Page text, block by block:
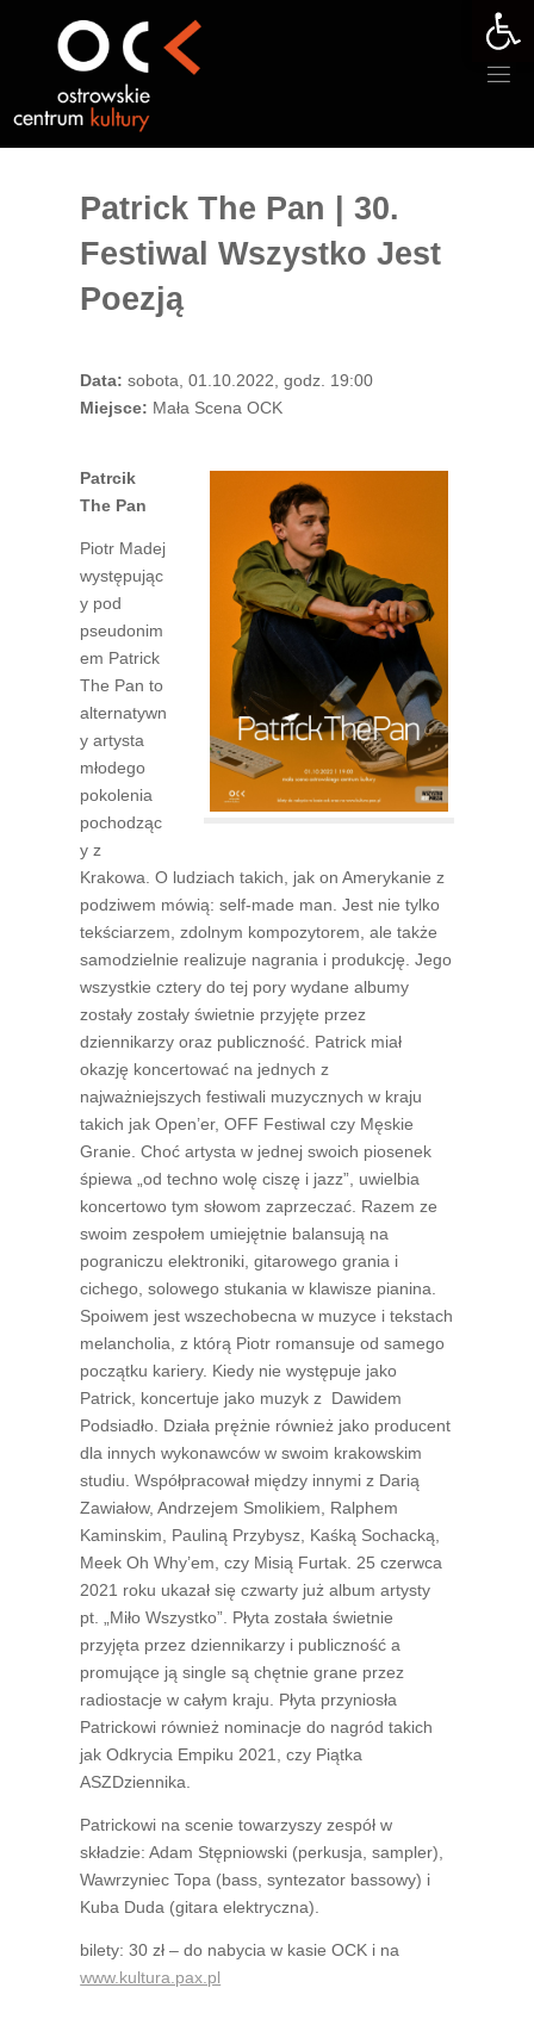
Patrick The Pan | 30.
Festiwal Wszystko Jest
Poezją
Data: sobota, 01.10.2022, godz. 19:00
Miejsce: Mała Scena OCK
Patrcik
The Pan
Piotr Madej
występując
y pod
pseudonim
em Patrick
The Pan to
alternatywn
y artysta
młodego
pokolenia
pochodząc
y z
Krakowa. O ludziach takich, jak on Amerykanie z
podziwem mówią: self-made man. Jest nie tylko
tekściarzem, zdolnym kompozytorem, ale także
samodzielnie realizuje nagrania i produkcję. Jego
wszystkie cztery do tej pory wydane albumy
zostały zostały świetnie przyjęte przez
dziennikarzy oraz publiczność. Patrick miał
okazję koncertować na jednych z
najważniejszych festiwali muzycznych w kraju
takich jak Open’er, OFF Festiwal czy Męskie
Granie. Choć artysta w jednej swoich piosenek
śpiewa „od techno wolę ciszę i jazz”, uwielbia
koncertowo tym słowom zaprzeczać. Razem ze
swoim zespołem umiejętnie balansują na
pograniczu elektroniki, gitarowego grania i
cichego, solowego stukania w klawisze pianina.
Spoiwem jest wszechobecna w muzyce i tekstach
melancholia, z którą Piotr romansuje od samego
początku kariery. Kiedy nie występuje jako
Patrick, koncertuje jako muzyk z Dawidem
Podsiadło. Działa prężnie również jako producent
dla innych wykonawców w swoim krakowskim
studiu. Współpracował między innymi z Darią
Zawiałow, Andrzejem Smolikiem, Ralphem
Kaminskim, Pauliną Przybysz, Kaśką Sochacką,
Meek Oh Why’em, czy Misią Furtak. 25 czerwca
2021 roku ukazał się czwarty już album artysty
pt. „Miło Wszystko”. Płyta została świetnie
przyjęta przez dziennikarzy i publiczność a
promujące ją single są chętnie grane przez
radiostacje w całym kraju. Płyta przyniosła
Patrickowi również nominacje do nagród takich
jak Odkrycia Empiku 2021, czy Piątka
ASZDziennika.
Patrickowi na scenie towarzyszy zespół w
składzie: Adam Stępniowski (perkusja, sampler),
Wawrzyniec Topa (bass, syntezator bassowy) i
Kuba Duda (gitara elektryczna).
bilety: 30 zł – do nabycia w kasie OCK i na
www.kultura.pax.pl